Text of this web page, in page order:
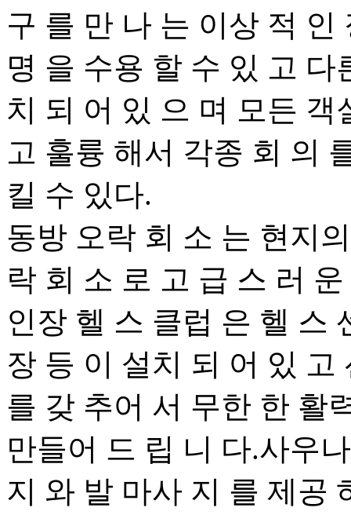
구 를 만 나 는 이상 적 인
명 을 수용 할 수 있 고 다
치 되 어 있 으 며 모든
고 훌륭 해서 각종 회 의
킬 수 있다.
동방 오락 회 소 는 현지
락 회 소 로 고 급 스 러
인장 헬 스 클럽 은 헬 스
장 등 이 설치 되 어 있
를 갖 추어 서 무한 한 활
만들어 드 립 니 다.사우
지 와 발 마사 지 를 제공